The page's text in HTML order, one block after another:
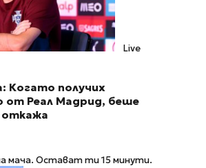
Live
Когато получих
от Реал Мадрид, беше
откажа
мача. Остават ти 15 минути.